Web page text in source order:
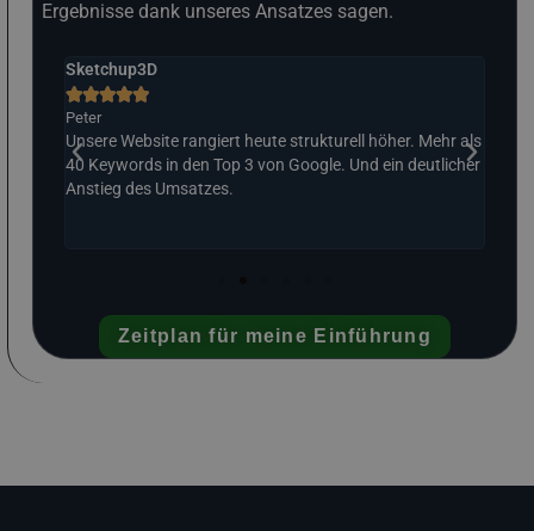
Ergebnisse dank unseres Ansatzes sagen.
Sketchup3D

Peter
Unsere Website rangiert heute strukturell höher. Mehr als
40 Keywords in den Top 3 von Google. Und ein deutlicher
Anstieg des Umsatzes.
Zeitplan für meine Einführung